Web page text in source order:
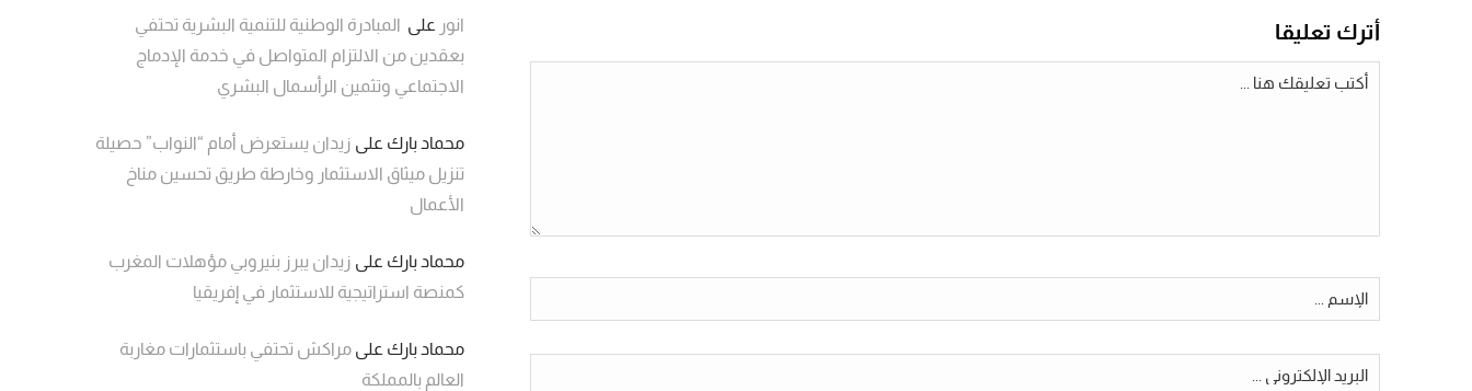
أترك تعليقا انور على المبادرة الوطنية للتنمية البشرية تحتفي
بعقدين من الالتزام المتواصل في خدمة الإدماج
الاجتماعي وتثمين الرأسمال البشري
محماد بارك على زيدان يستعرض أمام “النواب” حصيلة
تنزيل ميثاق الاستثمار وخارطة طريق تحسين مناخ
الأعمال
محماد بارك على زيدان يبرز بنيروبي مؤهلات المغرب
كمنصة استراتيجية للاستثمار في إفريقيا
محماد بارك على مراكش تحتفي باستثمارات مغاربة
العالم بالمملكة